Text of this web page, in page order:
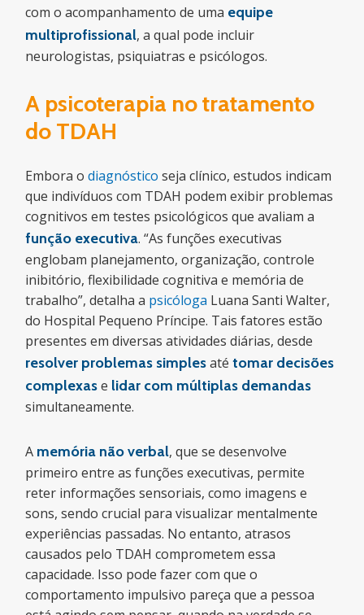
com o acompanhamento de uma equipe
multiprofissional, a qual pode incluir
neurologistas, psiquiatras e psicólogos.
A psicoterapia no tratamento
do TDAH
Embora odiagnóstico seja clínico, estudos indicam
que indivíduos com TDAH podem exibir problemas
cognitivos em testes psicológicos que avaliam a
função executiva. “As funções executivas
englobam planejamento, organização, controle
inibitório, flexibilidade cognitiva e memória de
trabalho”, detalha a psicóloga Luana Santi Walter,
do Hospital Pequeno Príncipe. Tais fatores estão
presentes em diversas atividades diárias, desde
resolver problemas simplesatétomar decisões
complexase lidar com múltiplas demandas
simultaneamente.
A memória não verbal, que se desenvolve
primeiro entre as funções executivas, permite
reter informações sensoriais, como imagens e
sons, sendo crucial para visualizar mentalmente
experiências passadas. No entanto, atrasos
causados pelo TDAH comprometem essa
capacidade. Isso pode fazer com que o
comportamento impulsivo pareça que a pessoa